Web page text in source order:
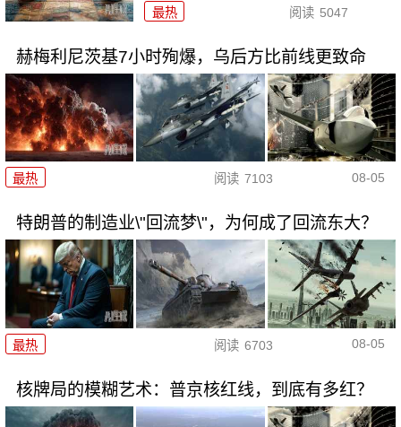
最热 阅读 5047
赫梅利尼茨基7小时殉爆，乌后方比前线更致命
最热 阅读 7103 08-05
特朗普的制造业\"回流梦\"，为何成了回流东大？
最热 阅读 6703 08-05
核牌局的模糊艺术：普京核红线，到底有多红？